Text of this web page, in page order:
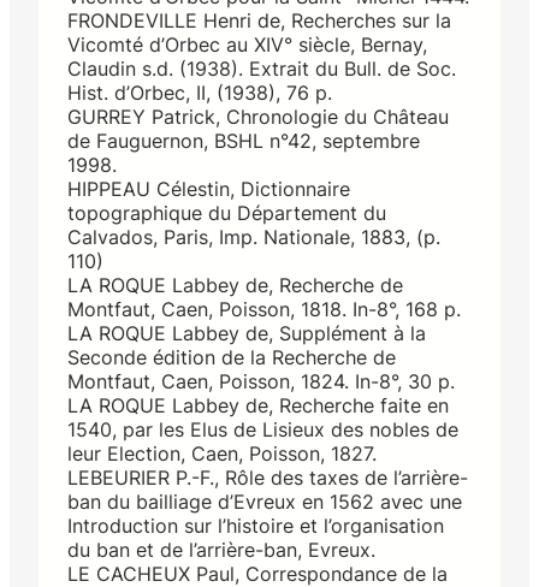
FRONDEVILLE Henri de, Recherches sur la
Vicomté d’Orbec au XIV° siècle, Bernay,
Claudin s.d. (1938). Extrait du Bull. de Soc.
Hist. d’Orbec, II, (1938), 76 p.
GURREY Patrick, Chronologie du Château
de Fauguernon, BSHL n°42, septembre
1998.
HIPPEAU Célestin, Dictionnaire
topographique du Département du
Calvados, Paris, Imp. Nationale, 1883, (p.
110)
LA ROQUE Labbey de, Recherche de
Montfaut, Caen, Poisson, 1818. In-8°, 168 p.
LA ROQUE Labbey de, Supplément à la
Seconde édition de la Recherche de
Montfaut, Caen, Poisson, 1824. In-8°, 30 p.
LA ROQUE Labbey de, Recherche faite en
1540, par les Elus de Lisieux des nobles de
leur Election, Caen, Poisson, 1827.
LEBEURIER P.-F., Rôle des taxes de l’arrière-
ban du bailliage d’Evreux en 1562 avec une
Introduction sur l’histoire et l’organisation
du ban et de l’arrière-ban, Evreux.
LE CACHEUX Paul, Correspondance de la